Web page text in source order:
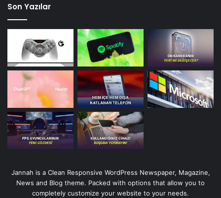
Son Yazılar
Jannah is a Clean Responsive WordPress Newspaper, Magazine,
News and Blog theme. Packed with options that allow you to
completely customize your website to your needs.